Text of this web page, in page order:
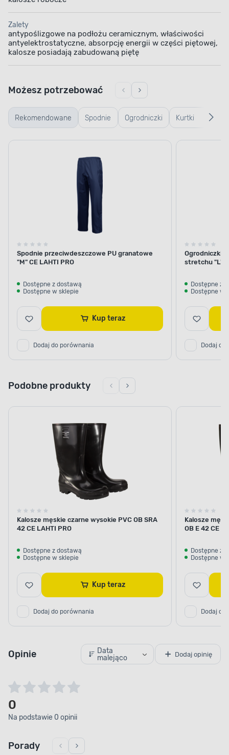
Zalety
antypoślizgowe na podłożu ceramicznym, właściwości
antyelektrostatyczne, absorpcję energii w części piętowej,
kalosze posiadają zabudowaną piętę
Rekomendowane Spodnie
robocze
Ogrodniczki Kurtki
robocze
Możesz potrzebować
Spodnie przeciwdeszczowe PU granatowe
"M" CE LAHTI PRO
Dostępne z dostawą
Dostępne w sklepie
Kup teraz
Dodaj do porównania
Ogrodniczki
stretchu
Dostępne z
Dostępne w
Dodaj do
Podobne produkty
Kalosze męskie czarne wysokie PVC OB SRA
42 CE LAHTI PRO
Dostępne z dostawą
Dostępne w sklepie
Kup teraz
Dodaj do porównania
Kalosze
OB E 42 CE
Dostępne z
Dostępne w
Dodaj do
Opinie
Data
malejąco
Dodaj opinię
0
Na podstawie 0 opinii
Porady